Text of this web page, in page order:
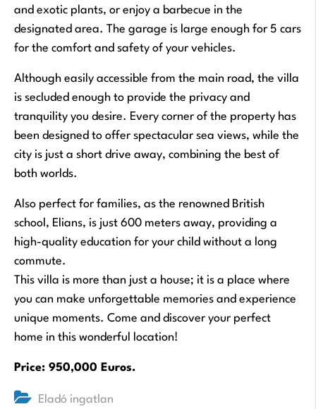
and exotic plants, or enjoy a barbecue in the
designated area. The garage is large enough for 5 cars
for the comfort and safety of your vehicles.
Although easily accessible from the main road, the villa
is secluded enough to provide the privacy and
tranquility you desire. Every corner of the property has
been designed to offer spectacular sea views, while the
city is just a short drive away, combining the best of
both worlds.
Also perfect for families, as the renowned British
school, Elians, is just 600 meters away, providing a
high-quality education for your child without a long
commute.
This villa is more than just a house; it is a place where
you can make unforgettable memories and experience
unique moments. Come and discover your perfect
home in this wonderful location!
Price: 950,000 Euros.
Eladó ingatlan